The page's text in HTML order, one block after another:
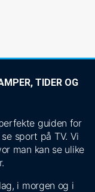
TIDER OG
guiden for
sport på TV. Vi
man kan se ulike
i morgen og i